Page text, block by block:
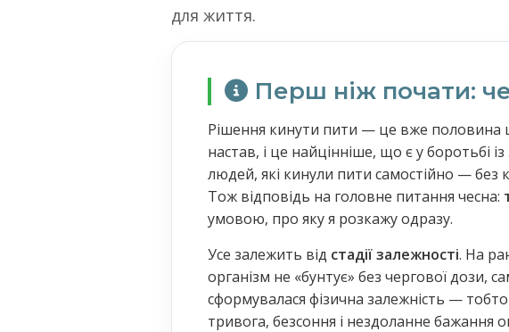
для життя.
Перш ніж почати:
Рішення кинути пити — це вже половина
настав, і це найцінніше, що є у боротьбі
людей, які кинули пити самостійно — без
Тож відповідь на головне питання чесна:
умовою, про яку я розкажу одразу.
Усе залежить від стадії залежності. На
організм не «бунтує» без чергової дози,
сформувалася фізична залежність —
тривога, безсоння і нездоланне бажання